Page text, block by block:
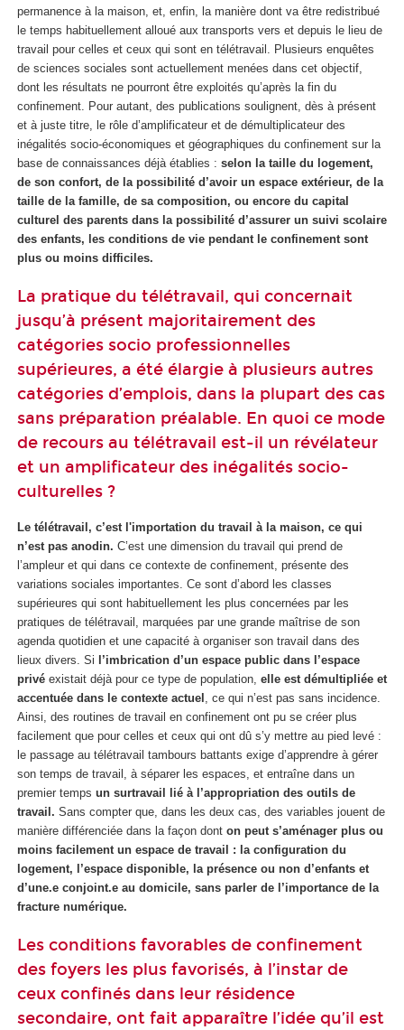
permanence à la maison, et, enfin, la manière dont va être redistribué
le temps habituellement alloué aux transports vers et depuis le lieu de
travail pour celles et ceux qui sont en télétravail. Plusieurs enquêtes
de sciences sociales sont actuellement menées dans cet objectif,
dont les résultats ne pourront être exploités qu’après la fin du
confinement. Pour autant, des publications soulignent, dès à présent
et à juste titre, le rôle d’amplificateur et de démultiplicateur des
inégalités socio-économiques et géographiques du confinement sur la
base de connaissances déjà établies : selon la taille du logement,
de son confort, de la possibilité d’avoir un espace extérieur, de la
taille de la famille, de sa composition, ou encore du capital
culturel des parents dans la possibilité d’assurer un suivi scolaire
des enfants, les conditions de vie pendant le confinement sont
plus ou moins difficiles.
La pratique du télétravail, qui concernait
jusqu’à présent majoritairement des
catégories socio professionnelles
supérieures, a été élargie à plusieurs autres
catégories d’emplois, dans la plupart des cas
sans préparation préalable. En quoi ce mode
de recours au télétravail est-il un révélateur
et un amplificateur des inégalités socio-
culturelles ?
Le télétravail, c’est l'importation du travail à la maison, ce qui
n’est pas anodin. C’est une dimension du travail qui prend de
l’ampleur et qui dans ce contexte de confinement, présente des
variations sociales importantes. Ce sont d’abord les classes
supérieures qui sont habituellement les plus concernées par les
pratiques de télétravail, marquées par une grande maîtrise de son
agenda quotidien et une capacité à organiser son travail dans des
lieux divers. Si
l’imbrication d’un espace public dans l’espace
privé existait déjà pour ce type de population, elle est démultipliée et
accentuée dans le contexte actuel
, ce qui n’est pas sans incidence.
Ainsi, des routines de travail en confinement ont pu se créer plus
facilement que pour celles et ceux qui ont dû s’y mettre au pied levé :
le passage au télétravail tambours battants exige d’apprendre à gérer
son temps de travail, à séparer les espaces, et entraîne dans un
premier temps un surtravail lié à l’appropriation des outils de
travail. Sans compter que, dans les deux cas, des variables jouent de
manière différenciée dans la façon dont on peut s’aménager plus ou
moins facilement un espace de travail : la configuration du
logement, l’espace disponible, la présence ou non d’enfants et
d’une.e conjoint.e au domicile, sans parler de l’importance de la
fracture numérique.
Les conditions favorables de confinement
des foyers les plus favorisés, à l’instar de
ceux confinés dans leur résidence
secondaire, ont fait apparaître l’idée qu’il est